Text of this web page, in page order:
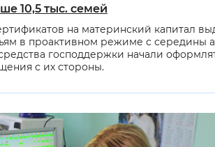
10,5 тыс. семей
на материнский капитал
в проактивном режиме с середины
господдержки начали
с их стороны.